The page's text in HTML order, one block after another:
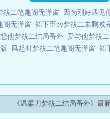
筱二笔趣阁无弹窗 因为刚好遇见
阁无弹窗 裙下臣by梦筱二未删减
他梦筱二结局番外 爱与他梦筱
风起时梦筱二笔趣阁无弹窗 裙
《温柔刀梦筱二结局番外》最